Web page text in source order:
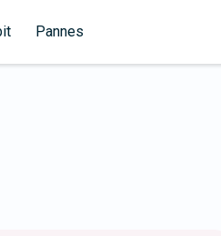
Pannes